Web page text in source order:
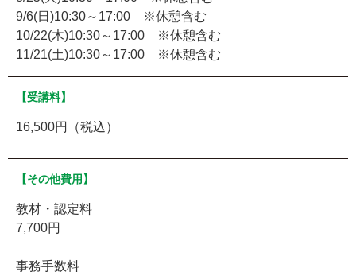
9/6(日)10:30～17:00 ※休憩含む
10/22(木)10:30～17:00 ※休憩含む
11/21(土)10:30～17:00 ※休憩含む
【受講料】
16,500円（税込）
【その他費用】
教材・認定料
7,700円
事務手数料